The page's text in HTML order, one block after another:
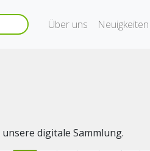
Über uns Neuigkeiten
digitale Sammlung.